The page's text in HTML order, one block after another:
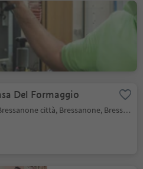
Del Formaggio
Bressanone città, Bressanone, Bressanone e dintorni